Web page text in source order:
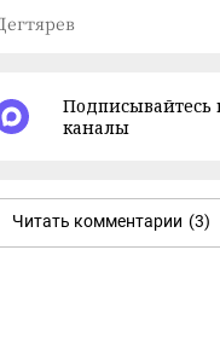
каналы
Читать комментарии (3)